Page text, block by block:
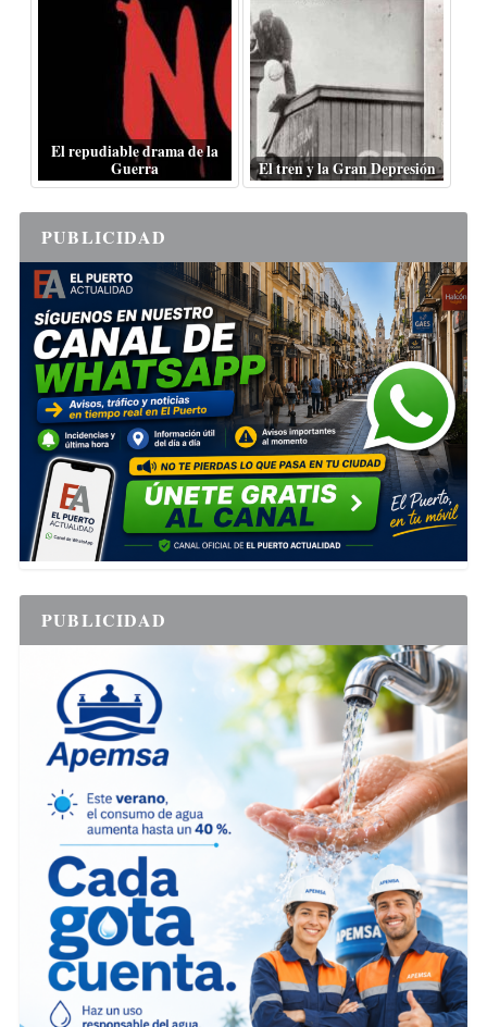
El repudiable drama de la
Guerra
El tren y la Gran Depresión
PUBLICIDAD
PUBLICIDAD